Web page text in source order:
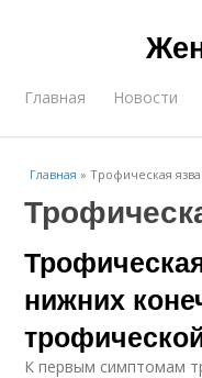
Главная Новости
Главная »Трофическая язва
нижних
К первым симптомам